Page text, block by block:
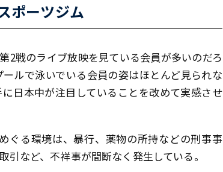
ポーツジム
2戦のライブ放映を見ている会員が多いのだろ
ルで泳いでいる会員の姿はほとんど見られな
日本中が注目していることを改めて実感させ
ぐる環境は、暴行、薬物の所持などの刑事事
など、不祥事が間断なく発生している。